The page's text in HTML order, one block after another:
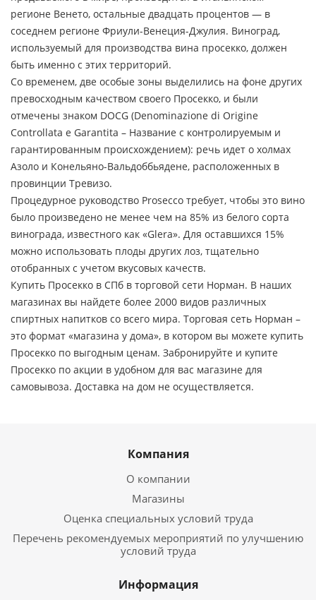
регионе Венето, остальные двадцать процентов — в
соседнем регионе Фриули-Венеция-Джулия. Виноград,
используемый для производства вина просекко, должен
быть именно с этих территорий.
Со временем, две особые зоны выделились на фоне других
превосходным качеством своего Просекко, и были
отмечены знаком DOCG (Denominazione di Origine
Controllata e Garantita – Название с контролируемым и
гарантированным происхождением): речь идет о холмах
Азоло и Конельяно-Вальдоббьядене, расположенных в
провинции Тревизо.
Процедурное руководство Prosecco требует, чтобы это вино
было произведено не менее чем на 85% из белого сорта
винограда, известного как «Glera». Для оставшихся 15%
можно использовать плоды других лоз, тщательно
отобранных с учетом вкусовых качеств.
Купить Просекко в СПб в торговой сети Норман. В наших
магазинах вы найдете более 2000 видов различных
спиртных напитков со всего мира. Торговая сеть Норман –
это формат «магазина у дома», в котором вы можете купить
Просекко по выгодным ценам. Забронируйте и купите
Просекко по акции в удобном для вас магазине для
самовывоза. Доставка на дом не осуществляется.
Компания
О компании
Магазины
Оценка специальных условий труда
Перечень рекомендуемых мероприятий по улучшению
условий труда
Информация